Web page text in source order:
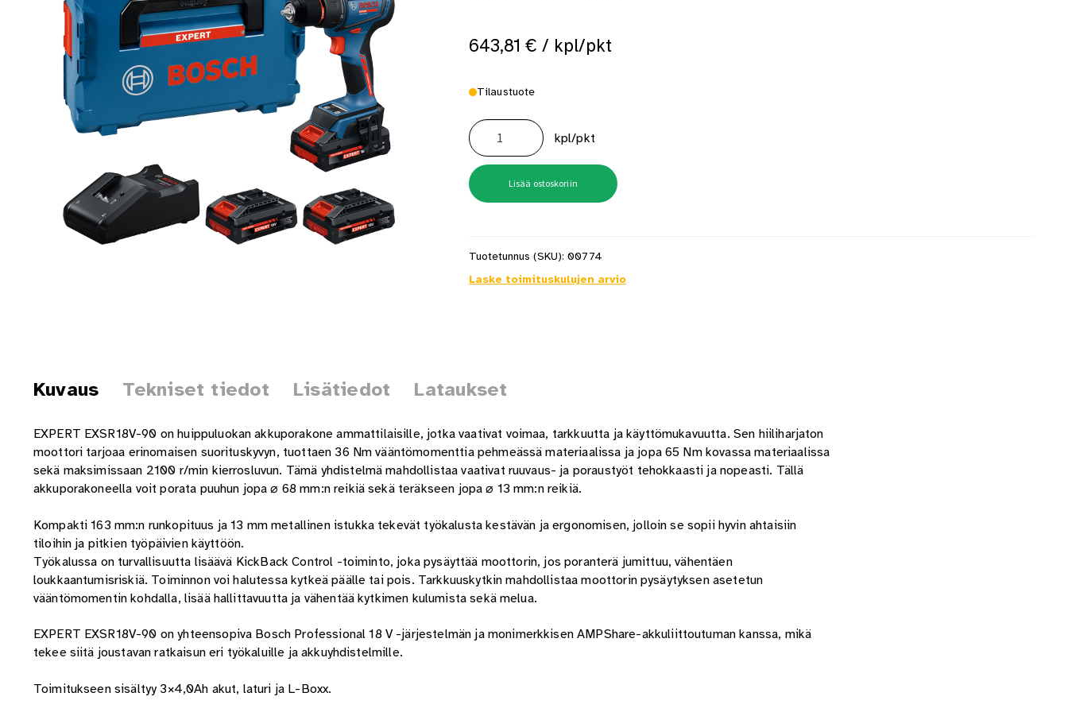
Toimitustavat- ja kulut Tummuneet tai kuivat lauteet? Näin saat saunan puupinnat taas siisteiksi
643,81 € / kpl/pkt
Tilaustuote
Porakone
Expert
Exsr18v-
90
3xex4ah
Gal
L-
Boxx
määrä
kpl/pkt
Lisää ostoskoriin
Tuotetunnus (SKU): 00774
Laske toimituskulujen arvio
Kuvaus Tekniset tiedot Lisätiedot Lataukset
EXPERT EXSR18V-90 on huippuluokan akkuporakone ammattilaisille, jotka vaativat voimaa, tarkkuutta ja käyttömukavuutta. Sen hiiliharjaton
moottori tarjoaa erinomaisen suorituskyvyn, tuottaen 36 Nm vääntömomenttia pehmeässä materiaalissa ja jopa 65 Nm kovassa materiaalissa
sekä maksimissaan 2100 r/min kierrosluvun. Tämä yhdistelmä mahdollistaa vaativat ruuvaus- ja poraustyöt tehokkaasti ja nopeasti. Tällä
akkuporakoneella voit porata puuhun jopa ⌀ 68 mm:n reikiä sekä teräkseen jopa ⌀ 13 mm:n reikiä.
Kompakti 163 mm:n runkopituus ja 13 mm metallinen istukka tekevät työkalusta kestävän ja ergonomisen, jolloin se sopii hyvin ahtaisiin
tiloihin ja pitkien työpäivien käyttöön.
Työkalussa on turvallisuutta lisäävä KickBack Control -toiminto, joka pysäyttää moottorin, jos poranterä jumittuu, vähentäen
loukkaantumisriskiä. Toiminnon voi halutessa kytkeä päälle tai pois. Tarkkuuskytkin mahdollistaa moottorin pysäytyksen asetetun
vääntömomentin kohdalla, lisää hallittavuutta ja vähentää kytkimen kulumista sekä melua.
EXPERT EXSR18V-90 on yhteensopiva Bosch Professional 18 V -järjestelmän ja monimerkkisen AMPShare-akkuliittoutuman kanssa, mikä
tekee siitä joustavan ratkaisun eri työkaluille ja akkuyhdistelmille.
Toimitukseen sisältyy 3×4,0Ah akut, laturi ja L-Boxx.